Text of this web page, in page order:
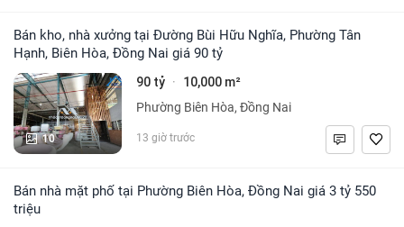
Bán kho, nhà xưởng tại Đường Bùi Hữu Nghĩa, Phường Tân
Hạnh, Biên Hòa, Đồng Nai giá 90 tỷ
10
90 tỷ · 10,000 m²
Phường Biên Hòa, Đồng Nai
13 giờ trước
Bán nhà mặt phố tại Phường Biên Hòa, Đồng Nai giá 3 tỷ 550
triệu